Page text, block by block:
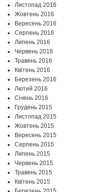
Листопад 2016
Жовтень 2016
Вересень 2016
Серпень 2016
Липень 2016
Червень 2016
Травень 2016
Квітень 2016
Березень 2016
Лютий 2016
Січень 2016
Грудень 2015
Листопад 2015
Жовтень 2015
Вересень 2015
Серпень 2015
Липень 2015
Червень 2015
Травень 2015
Квітень 2015